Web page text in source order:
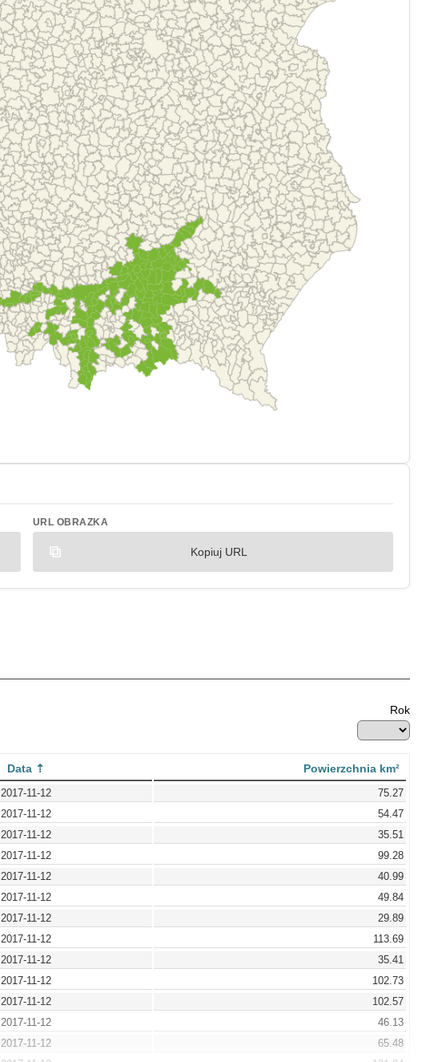
URL OBRAZKA
Kopiuj URL
Rok
Data Powierzchnia km²
2017-11-12
75.27
2017-11-12
54.47
2017-11-12
35.51
2017-11-12
99.28
2017-11-12
40.99
2017-11-12
49.84
2017-11-12
29.89
2017-11-12
113.69
2017-11-12
35.41
2017-11-12
102.73
2017-11-12
102.57
2017-11-12
46.13
2017-11-12
65.48